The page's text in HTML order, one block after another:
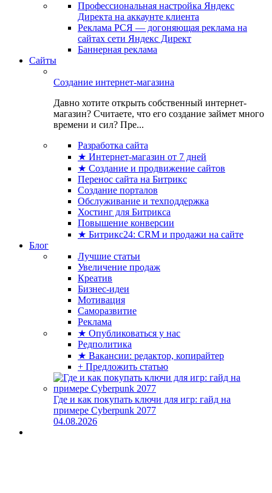
Профессиональная настройка Яндекс
Директа на аккаунте клиента
Реклама РСЯ — догоняющая реклама на
сайтах сети Яндекс Директ
Баннерная реклама
Сайты
Создание интернет-магазина
Давно хотите открыть собственный интернет-
магазин? Считаете, что его создание займет много
времени и сил? Пре...
Разработка сайта
★ Интернет-магазин от 7 дней
★ Создание и продвижение сайтов
Перенос сайта на Битрикс
Создание порталов
Обслуживание и техподдержка
Хостинг для Битрикса
Повышение конверсии
★ Битрикс24: CRM и продажи на сайте
Блог
Лучшие статьи
Увеличение продаж
Креатив
Бизнес-идеи
Мотивация
Саморазвитие
Реклама
★ Опубликоваться у нас
Редполитика
★ Вакансии: редактор, копирайтер
+ Предложить статью
Где и как покупать ключи для игр: гайд на
примере Cyberpunk 2077
04.08.2026